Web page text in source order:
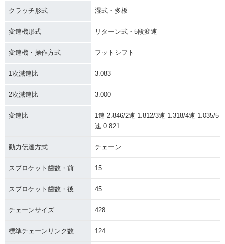
クラッチ形式 湿式・多板
変速機形式 リターン式・5段変速
変速機・操作方式 フットシフト
1次減速比 3.083
2次減速比 3.000
変速比
1速 2.846/2速 1.812/3速 1.318/4速 1.035/5
速 0.821
動力伝達方式 チェーン
スプロケット歯数・前 15
スプロケット歯数・後 45
チェーンサイズ 428
標準チェーンリンク数 124